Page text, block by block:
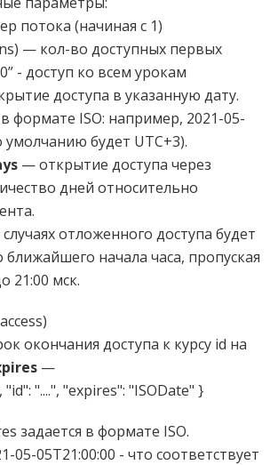
потока (начиная с 1)
— кол-во доступных первых
- доступ ко всем урокам
доступа в указанную дату.
формате ISO: например, 2021-05-
умолчанию будет UTC+3).
— открытие доступа через
дней относительно
отложенного доступа будет
ближайшего начала часа, пропуская
21:00 мск.
окончания доступа к курсу id на
—
"id": "....", "expires": "ISODate" }
задается в формате ISO.
05-05T21:00:00 - что соответствует